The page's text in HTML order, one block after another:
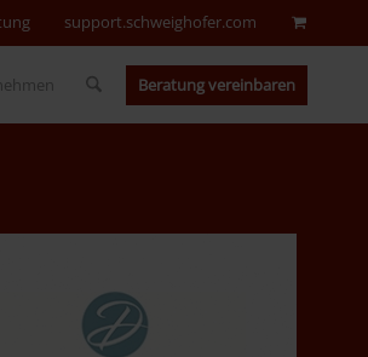
support.schweighofer.com
Beratung vereinbaren